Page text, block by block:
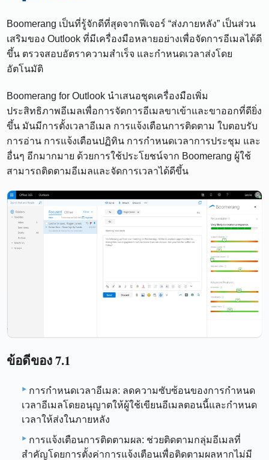
Boomerang เป็นที่รู้จักดีที่สุดจากฟีเจอร์ “ส่งภายหลัง” เป็นส่วน
เสริมของ Outlook ที่มีเครื่องมือหลายอย่างเพื่อจัดการอีเมลได้ดี
ขึ้น ตรวจสอบอัตราความสำเร็จ และกำหนดเวลาส่งโดย
อัตโนมัติ
Boomerang for Outlook นำเสนอชุดเครื่องมือเพิ่ม
ประสิทธิภาพอีเมลเพื่อการจัดการอีเมลขาเข้าและขาออกที่ดียิ่ง
ขึ้น มันมีการตั้งเวลาอีเมล การแจ้งเตือนการติดตาม ใบตอบรับ
การอ่าน การแจ้งเตือนปฏิทิน การกำหนดเวลาการประชุม และ
อื่นๆ อีกมากมาย ด้วยการใช้ประโยชน์จาก Boomerang ผู้ใช้
สามารถติดตามอีเมลและจัดการเวลาได้ดีขึ้น
ข้อดีของ 7.1
การกำหนดเวลาอีเมล: ลดความซับซ้อนของการกำหนด
เวลาอีเมลโดยอนุญาตให้ผู้ใช้เขียนอีเมลตอนนี้และกำหนด
เวลาให้ส่งในภายหลัง
การแจ้งเตือนการติดตามผล: ช่วยติดตามกลุ่มอีเมลที่
สำคัญโดยการตั้งค่าการแจ้งเตือนเพื่อติดตามผลหากไม่มี